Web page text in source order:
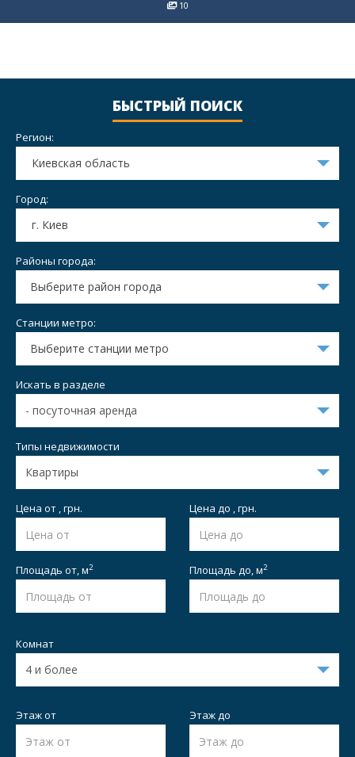
10
БЫСТРЫЙ ПОИСК
Регион:
Киевская область
Город:
г. Киев
Районы города:
Выберите район города
Станции метро:
Выберите станции метро
Искать в разделе
Типы недвижимости
Цена от , грн. Цена до , грн.
Площадь от,м2 Площадь до,м2
Комнат
Этаж от Этаж до